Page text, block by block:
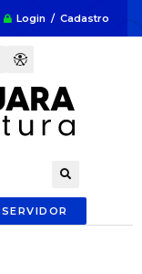
Login / Cadastro
SERVIDOR